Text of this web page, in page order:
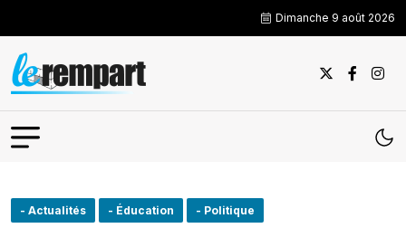
Dimanche 9 août 2026
- Actualités - Éducation - Politique